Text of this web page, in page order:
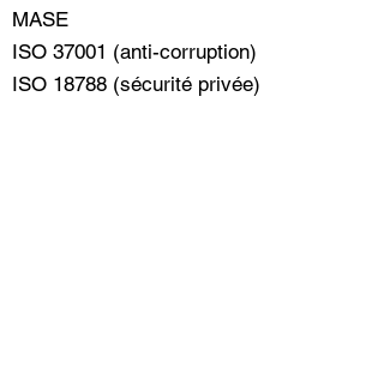
MASE
ISO 37001 (anti-corruption)
ISO 18788 (sécurité privée)